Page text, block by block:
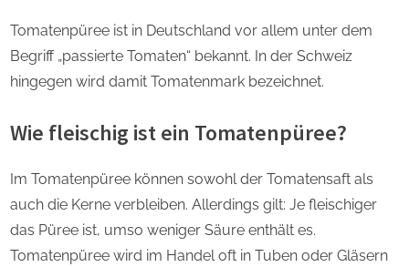
Tomatenpüree ist in Deutschland vor allem unter dem
Begriff „passierte Tomaten“ bekannt. In der Schweiz
hingegen wird damit Tomatenmark bezeichnet.
Wie fleischig ist ein Tomatenpüree?
Im Tomatenpüree können sowohl der Tomatensaft als
auch die Kerne verbleiben. Allerdings gilt: Je fleischiger
das Püree ist, umso weniger Säure enthält es.
Tomatenpüree wird im Handel oft in Tuben oder Gläsern